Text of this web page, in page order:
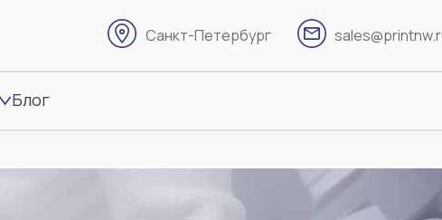
Санкт-Петербург
Блог